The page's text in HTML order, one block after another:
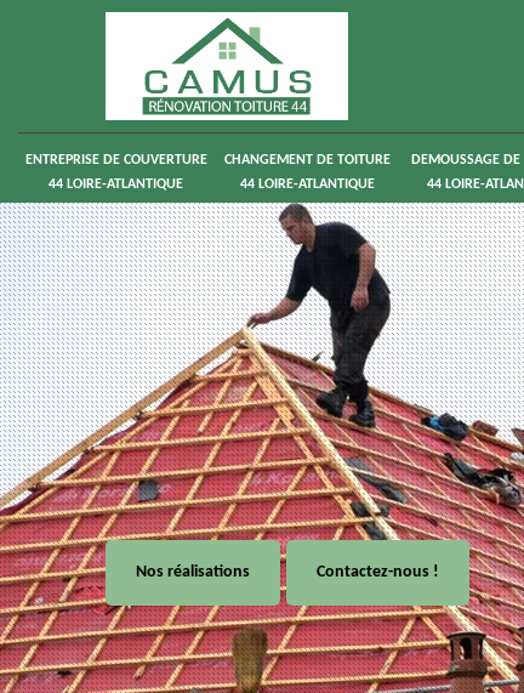
ENTREPRISE DE COUVERTURE
44 LOIRE-ATLANTIQUE
CHANGEMENT DE TOITURE
44 LOIRE-ATLANTIQUE
DEMOUSSAGE DE
44 LOIRE-
Nos réalisations Contactez-nous !